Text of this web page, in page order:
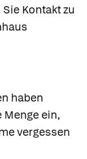
Kontakt zu
haben
ein,
vergessen